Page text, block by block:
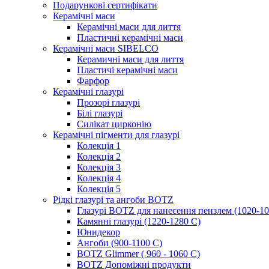
Подарункові сертифікати
Керамічні маси
Керамічні маси для лиття
Пластичні керамічні маси
Керамічні маси SIBELСO
Керамичні маси для лиття
Пластичі керамічні маси
Фарфор
Керамічні глазурі
Прозорі глазурі
Білі глазурі
Силікат цирконію
Керамічні пігменти для глазурі
Колекція 1
Колекція 2
Колекція 3
Колекція 4
Колекція 5
Рідкі глазурі та ангоби BOTZ
Глазурі BOTZ для нанесення пензлем (1020-
Камянні глазурі (1220-1280 С)
Юнидекор
Ангоби (900-1100 С)
BOTZ Glimmer ( 960 - 1060 С)
BOTZ Допоміжні продукти